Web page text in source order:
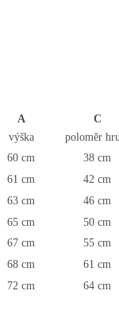
A
C
výška
poloměr
60 cm
38 cm
61 cm
42 cm
63 cm
46 cm
65 cm
50 cm
67 cm
55 cm
68 cm
61 cm
72 cm 64 cm